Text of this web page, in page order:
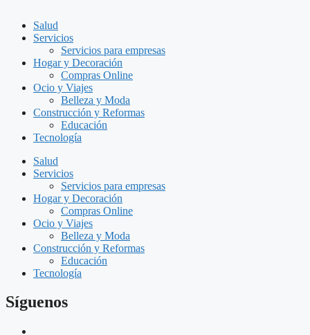
Salud
Servicios
Servicios para empresas
Hogar y Decoración
Compras Online
Ocio y Viajes
Belleza y Moda
Construcción y Reformas
Educación
Tecnología
Salud
Servicios
Servicios para empresas
Hogar y Decoración
Compras Online
Ocio y Viajes
Belleza y Moda
Construcción y Reformas
Educación
Tecnología
Síguenos